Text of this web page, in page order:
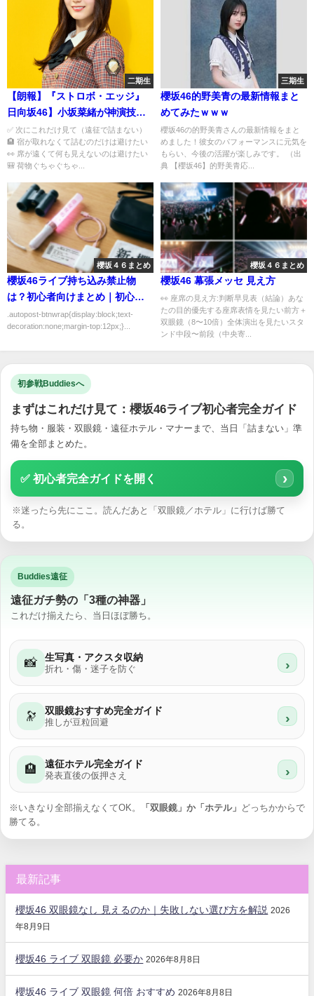
二期生
【朗報】『ストロボ・エッジ』
日向坂46】小坂菜緒が神演技で
視聴率も爆上げ！
✅ 次にこれだけ見て（遠征で詰まない）
🏨 宿が取れなくて詰むのだけは避けたい
👀 席が遠くて何も見えないのは避けたい
🎒 荷物ぐちゃぐちゃ...
三期生
櫻坂46的野美青の最新情報まと
めてみたｗｗｗ
櫻坂46の的野美青さんの最新情報をまと
めました！彼女のパフォーマンスに元気を
もらい、今後の活躍が楽しみです。 （出
典 【櫻坂46】的野美青応...
櫻坂４６まとめ
櫻坂46ライブ持ち込み禁止物
は？初心者向けまとめ｜初心者
向けにわかりやすく解説
.autopost-btnwrap{display:block;text-
decoration:none;margin-top:12px;}...
櫻坂４６まとめ
櫻坂46 幕張メッセ 見え方
👀 座席の見え方:判断早見表（結論）あな
たの目的優先する座席表情を見たい前方＋
双眼鏡（8〜10倍）全体演出を見たいスタ
ンド中段〜前段（中央寄...
初参戦Buddiesへ
まずはこれだけ見て：櫻坂46ライブ初心者完全ガイド
持ち物・服装・双眼鏡・遠征ホテル・マナーまで、当日「詰まない」準
備を全部まとめた。
✅ 初心者完全ガイドを開く ›
※迷ったら先にここ。読んだあと「双眼鏡／ホテル」に行けば勝て
る。
Buddies遠征
遠征ガチ勢の「3種の神器」
これだけ揃えたら、当日ほぼ勝ち。
📸 生写真・アクスタ収納
折れ・傷・迷子を防ぐ ›
🔭 双眼鏡おすすめ完全ガイド
推しが豆粒回避 ›
🏨 遠征ホテル完全ガイド
発表直後の仮押さえ ›
※いきなり全部揃えなくてOK。 「双眼鏡」か「ホテル」
どっちかからで
勝てる。
最新記事
櫻坂46 双眼鏡なし 見えるのか｜失敗しない選び方を解説 2026
年8月9日
櫻坂46 ライブ 双眼鏡 必要か 2026年8月8日
櫻坂46 ライブ 双眼鏡 何倍 おすすめ 2026年8月8日